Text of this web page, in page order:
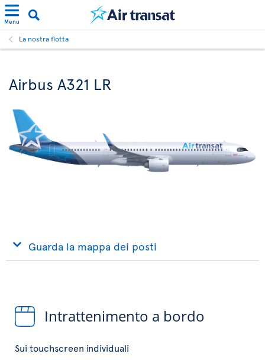
Menu
La nostra flotta
Airbus A321 LR
Guarda la mappa dei posti
Intrattenimento a bordo
Sui touchscreen individuali